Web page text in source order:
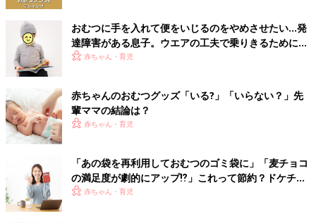
3 おなかのテープを留める
汚れたおむつを抜き取ったら、おなかのテープを左右対称に留め
ます。まだおへそがジクジクしているときは、おへそにおむつが
かからないように端を折り曲げるなどします。
4 締めつけすぎていないかチェック
おなか回りに指を入れ、指１～２本分くらいゆとりがあればＯ
を外側に出します。
布おむつを替えるときに用意するもの
おむつに手を入れて便をいじるのをやめさせたい…発
達障害がある息子。ウエアの工夫で乗りきるために
【体験談】
赤ちゃん・育児
赤ちゃんのおむつグッズ「いる?」「いらない？」先
輩ママの結論は？
赤ちゃん・育児
「あの袋を再利用しておむつのゴミ袋に」「麦チョコ
の満足度が劇的にアップ⁉」これって節約？ドケチ？
ちょっと笑える節約エピソード
赤ちゃん・育児